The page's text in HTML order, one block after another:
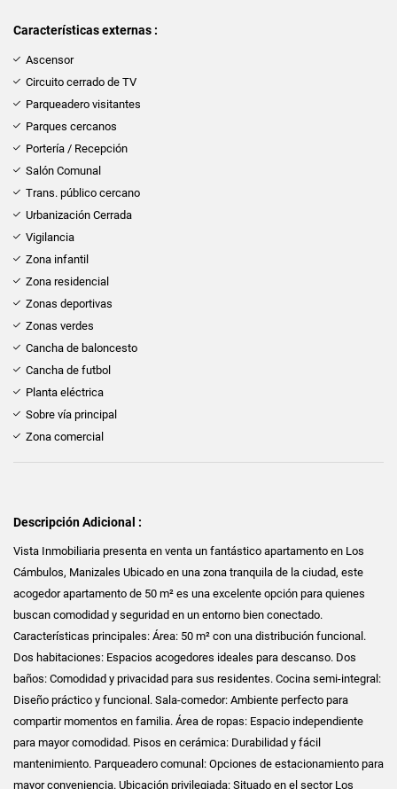
Características externas :
Ascensor
Circuito cerrado de TV
Parqueadero visitantes
Parques cercanos
Portería / Recepción
Salón Comunal
Trans. público cercano
Urbanización Cerrada
Vigilancia
Zona infantil
Zona residencial
Zonas deportivas
Zonas verdes
Cancha de baloncesto
Cancha de futbol
Planta eléctrica
Sobre vía principal
Zona comercial
Descripción Adicional :
Vista Inmobiliaria presenta en venta un fantástico apartamento en Los
Cámbulos, Manizales Ubicado en una zona tranquila de la ciudad, este
acogedor apartamento de 50 m² es una excelente opción para quienes
buscan comodidad y seguridad en un entorno bien conectado.
Características principales: Área: 50 m² con una distribución funcional.
Dos habitaciones: Espacios acogedores ideales para descanso. Dos
baños: Comodidad y privacidad para sus residentes. Cocina semi-integral:
Diseño práctico y funcional. Sala-comedor: Ambiente perfecto para
compartir momentos en familia. Área de ropas: Espacio independiente
para mayor comodidad. Pisos en cerámica: Durabilidad y fácil
mantenimiento. Parqueadero comunal: Opciones de estacionamiento para
mayor conveniencia. Ubicación privilegiada: Situado en el sector Los